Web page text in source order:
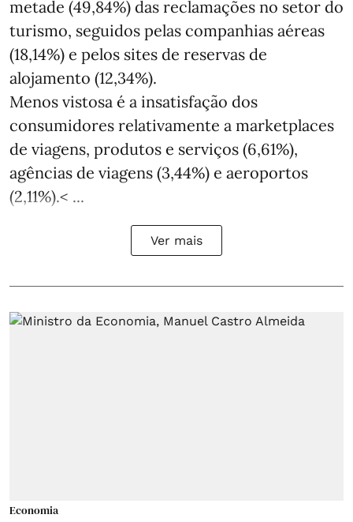
metade (49,84%) das reclamações no setor do
turismo, seguidos pelas companhias aéreas
(18,14%) e pelos sites de reservas de
alojamento (12,34%).
Menos vistosa é a insatisfação dos
consumidores relativamente a marketplaces
de viagens, produtos e serviços (6,61%),
agências de viagens (3,44%) e aeroportos
(2,11%).< ...
Ver mais
Economia